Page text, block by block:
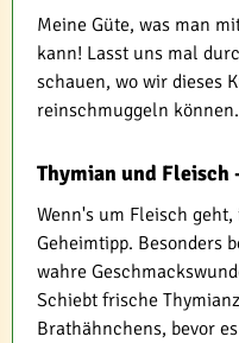
Meine Güte, was man
kann! Lasst uns mal
schauen, wo wir dieses
reinschmuggeln können.
Thymian und Fleisch
Wenn's um Fleisch
Geheimtipp. Besonders
wahre
Schiebt frische
Brathähnchens, bevor